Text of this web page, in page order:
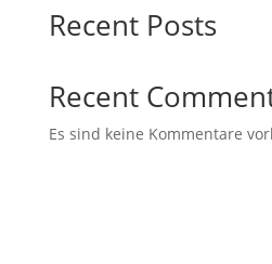
Recent Posts
Recent
Es sind keine Kommentare